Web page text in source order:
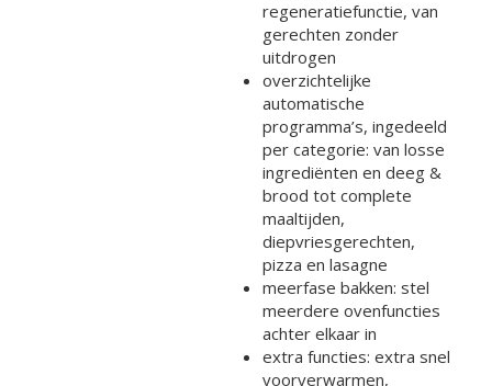
regeneratiefunctie, van
gerechten zonder
uitdrogen
overzichtelijke
automatische
programma’s, ingedeeld
per categorie: van losse
ingrediënten en deeg &
brood tot complete
maaltijden,
diepvriesgerechten,
pizza en lasagne
meerfase bakken: stel
meerdere ovenfuncties
achter elkaar in
extra functies: extra snel
voorverwarmen,